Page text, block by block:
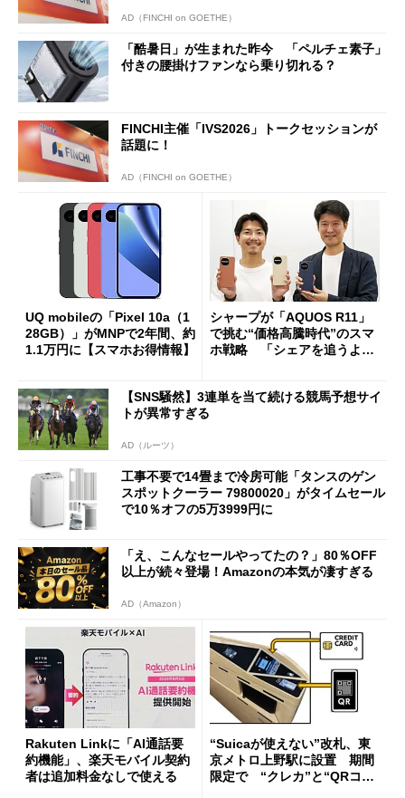
AD（FINCHI on GOETHE）
「酷暑日」が生まれた昨今 「ペルチェ素子」
付きの腰掛けファンなら乗り切れる？
FINCHI主催「IVS2026」トークセッションが
話題に！
AD（FINCHI on GOETHE）
UQ mobileの「Pixel 10a（1
28GB）」がMNPで2年間、約
1.1万円に【スマホお得情報】
シャープが「AQUOS R11」
で挑む“価格高騰時代”のスマ
ホ戦略 「シェアを追うより
【SNS騒然】3連単を当て続ける競馬予想サイ
トが異常すぎる
AD（ルーツ）
工事不要で14畳まで冷房可能「タンスのゲン
スポットクーラー 79800020」がタイムセール
で10％オフの5万3999円に
「え、こんなセールやってたの？」80％OFF
以上が続々登場！Amazonの本気が凄すぎる
AD（Amazon）
Rakuten Linkに「AI通話要
約機能」、楽天モバイル契約
者は追加料金なしで使える
“Suicaが使えない”改札、東
京メトロ上野駅に設置 期間
限定で “クレカ”と“QRコー